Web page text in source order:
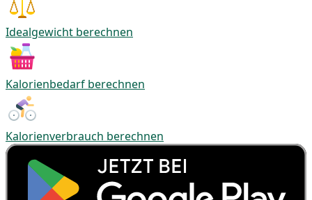
Idealgewicht berechnen
Kalorienbedarf berechnen
Kalorienverbrauch berechnen